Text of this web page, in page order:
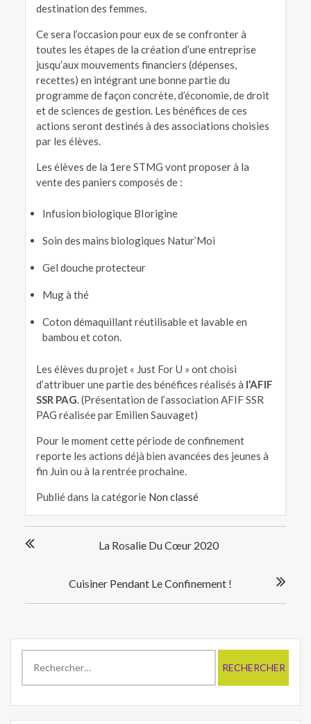
destination des femmes.
Ce sera l’occasion pour eux de se confronter à
toutes les étapes de la création d’une entreprise
jusqu’aux mouvements financiers (dépenses,
recettes) en intégrant une bonne partie du
programme de façon concrète, d’économie, de droit
et de sciences de gestion. Les bénéfices de ces
actions seront destinés à des associations choisies
par les élèves.
Les élèves de la 1ere STMG vont proposer à la
vente des paniers composés de :
Infusion biologique BIorigine
Soin des mains biologiques Natur’Moi
Gel douche protecteur
Mug à thé
Coton démaquillant réutilisable et lavable en
bambou et coton.
Les élèves du projet « Just For U » ont choisi
d’attribuer une partie des bénéfices réalisés à l’AFIF
SSR PAG. (Présentation de l’association AFIF SSR
PAG réalisée par Emilien Sauvaget)
Pour le moment cette période de confinement
reporte les actions déjà bien avancées des jeunes à
fin Juin ou à la rentrée prochaine.
Publié dans la catégorie Non classé
de
La Rosalie Du Cœur 2020
Cuisiner Pendant Le Confinement !